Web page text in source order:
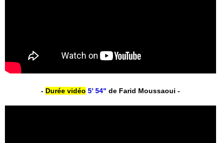
- Durée vidéo 5' 54" de Farid Moussaoui -